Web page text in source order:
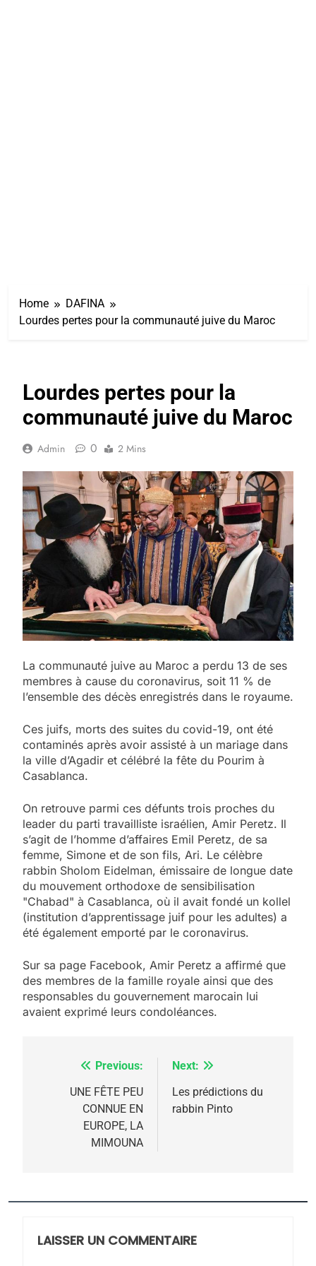
Home
DAFINA
Lourdes pertes pour la communauté juive du Maroc
Lourdes pertes pour la
communauté juive du Maroc
Admin 0 2 Mins
La communauté juive au Maroc a perdu 13 de ses
membres à cause du coronavirus, soit 11 % de
l’ensemble des décès enregistrés dans le royaume.
Ces juifs, morts des suites du covid-19, ont été
contaminés après avoir assisté à un mariage dans
la ville d’Agadir et célébré la fête du Pourim à
Casablanca.
On retrouve parmi ces défunts trois proches du
leader du parti travailliste israélien, Amir Peretz. Il
s’agit de l’homme d’affaires Emil Peretz, de sa
femme, Simone et de son fils, Ari. Le célèbre
rabbin Sholom Eidelman, émissaire de longue date
du mouvement orthodoxe de sensibilisation
"Chabad" à Casablanca, où il avait fondé un kollel
(institution d’apprentissage juif pour les adultes) a
été également emporté par le coronavirus.
Sur sa page Facebook, Amir Peretz a affirmé que
des membres de la famille royale ainsi que des
responsables du gouvernement marocain lui
avaient exprimé leurs condoléances.
Navigation
l’article
Previous:
UNE FÊTE PEU
CONNUE EN
EUROPE, LA
MIMOUNA
Next:
Les prédictions du
rabbin Pinto
LAISSER UN COMMENTAIRE
2025, l’année la plus
meurtrière selon le
rapport d’ADL contre
FRANCE ISRAÉL
FIÈRE, DIGNE ET RÉSILIENTE :
POURQUOI JE REVENDIQUE
MA JUDAÏTE par Thérèse
Zrihen-Dvir
ISRAÉL JUDAISME
JUDAISME
8